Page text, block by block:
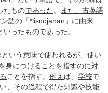
たものであった 。 また、 古英語
語の「*lisnojanan」に由来
いったものであった 。
という意味で使われるが、 使い
身につける ことを指すのに対
ことを指す。 例え ば、 学校で
、その過程で得た知識や技能